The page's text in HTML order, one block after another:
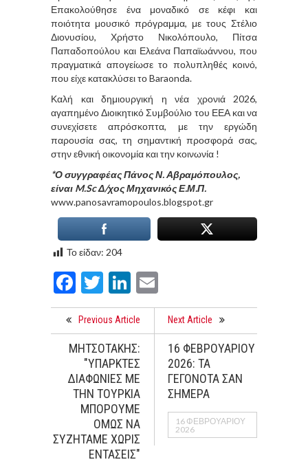
Επακολούθησε ένα μοναδικό σε κέφι και
ποιότητα μουσικό πρόγραμμα, με τους Στέλιο
Διονυσίου, Χρήστο Νικολόπουλο, Πίτσα
Παπαδοπούλου και Ελεάνα Παπαϊωάννου, που
πραγματικά απογείωσε το πολυπληθές κοινό,
που είχε κατακλύσει το Baraonda.
Καλή και δημιουργική η νέα χρονιά 2026,
αγαπημένο Διοικητικό Συμβούλιο του ΕΕΑ και να
συνεχίσετε απρόσκοπτα, με την εργώδη
παρουσία σας, τη σημαντική προσφορά σας,
στην εθνική οικονομία και την κοινωνία !
*Ο συγγραφέας Πάνος Ν. Αβραμόπουλος,
είναι M.Sc Δ/χος Μηχανικός Ε.Μ.Π.
www.panosavramopoulos.blogspot.gr
Το είδαν: 204
Facebook
TwitterLinkedIn
Previous Article
ΜΗΤΣΟΤΑΚΗΣ:
"ΥΠΑΡΚΤΕΣ
ΔΙΑΦΩΝΙΕΣ ΜΕ
ΤΗΝ ΤΟΥΡΚΙΑ
ΜΠΟΡΟΥΜΕ
ΟΜΩΣ ΝΑ
ΣΥΖΗΤΑΜΕ ΧΩΡΙΣ
ΕΝΤΑΣΕΙΣ"
Next Article
16 ΦΕΒΡΟΥΑΡΙΟΥ
2026: ΤΑ
ΓΕΓΟΝΟΤΑ ΣΑΝ
ΣΗΜΕΡΑ
16 ΦΕΒΡΟΥΑΡΊΟΥ
2026